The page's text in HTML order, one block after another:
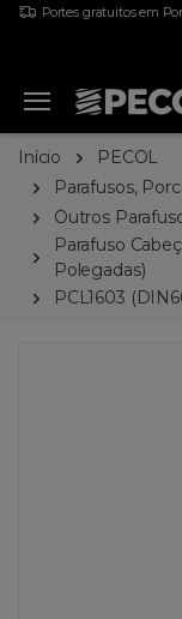
Portes gratuitos em
Início
PECOL
Parafusos,
Outros
Parafuso
Polegadas)
PCL1603